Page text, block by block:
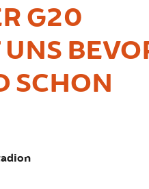
G20
SCHON